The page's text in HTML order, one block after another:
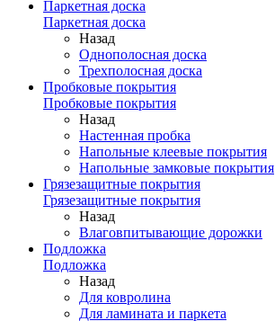
Паркетная доска
Паркетная доска
Назад
Однополосная доска
Трехполосная доска
Пробковые покрытия
Пробковые покрытия
Назад
Настенная пробка
Напольные клеевые покрытия
Напольные замковые покрытия
Грязезащитные покрытия
Грязезащитные покрытия
Назад
Влаговпитывающие дорожки
Подложка
Подложка
Назад
Для ковролина
Для ламината и паркета